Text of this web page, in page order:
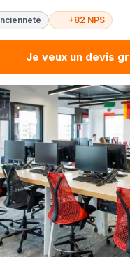
+82 NPS
Je veux un devis